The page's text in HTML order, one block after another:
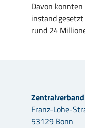
Davon
instand
rund 24
Franz-Lohe-
53129 Bonn